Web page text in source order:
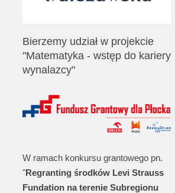
Bierzemy udział w projekcie
"Matematyka - wstęp do kariery
wynalazcy"
W ramach konkursu grantowego pn.
"Regranting środków Levi Strauss
Fundation na terenie Subregionu